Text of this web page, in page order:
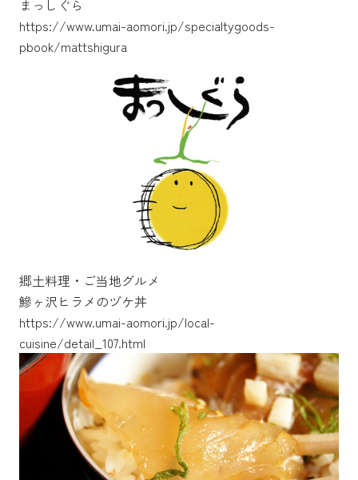
まっしぐら
https://www.umai-aomori.jp/specialtygoods-
pbook/mattshigura
https://www.umai-aomori.jp/specialtygoods-
pbook/seitennohekireki
https://www.umai-aomori.jp/specialtygoods-
pbook/detail_193.html
郷土料理・ご当地グルメ
鰺ヶ沢ヒラメのヅケ丼
https://www.umai-aomori.jp/local-
cuisine/detail_107.html
https://www.umai-aomori.jp/local-
cuisine/detail_171.html
https://www.umai-aomori.jp/local-
cuisine/detail_113.html